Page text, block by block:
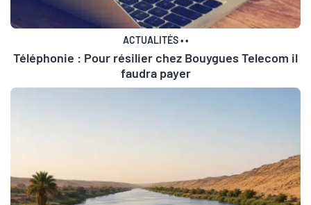
ACTUALITÉS••
Téléphonie : Pour résilier chez Bouygues Telecom il
faudra payer